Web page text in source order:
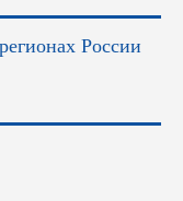
России